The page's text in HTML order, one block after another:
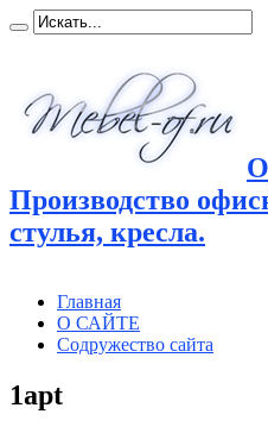
Производство
стулья, кресла.
Главная
О САЙТЕ
Содружество сайта
1apt